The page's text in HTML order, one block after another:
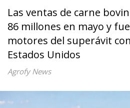
Las ventas de carne
86 millones en mayo y
motores del superávit
Estados Unidos
Agrofy News